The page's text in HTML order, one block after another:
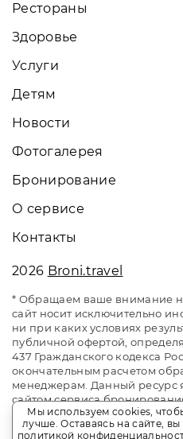
Рестораны
Здоровье
Услуги
Детям
Новости
Фотогалерея
Бронирование
О сервисе
Контакты
2026 Broni.travel
* Обращаем ваше внимание
сайт носит исключительно
ни при каких условиях
публичной офертой,
437 Гражданского кодекса
окончательным расчетом
менеджерам. Данный ресурс
сайтом сервиса
«Звенигородский». Сайт
Актуальные цены, прайс-
Мы используем cookies,
лучше. Оставаясь на сайте,
политикой